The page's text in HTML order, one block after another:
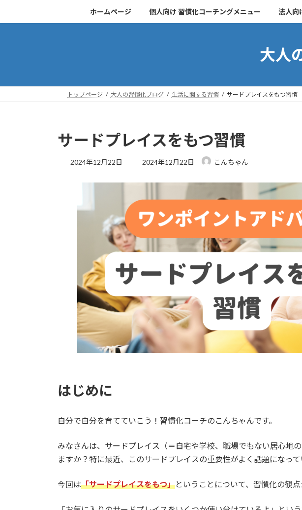
キ
に
ホームページ 個人向け 習慣化コーチングメニュー 法人向
大人
トップページ 大人の習慣化ブログ 生活に関する習慣 サードプレイスをもつ習慣
サードプレイスをもつ習慣
2024年12月22日
最
日
:
2024年12月22日 こんちゃん
はじめに
自分で自分を育てていこう！習慣化コーチのこんちゃんです。
みなさんは、サードプレイス（＝自宅や学校、職場でもない居心地
ますか？特に最近、このサードプレイスの重要性がよく話題になって
今回は「サードプレイスをもつ」ということについて、習慣化の観